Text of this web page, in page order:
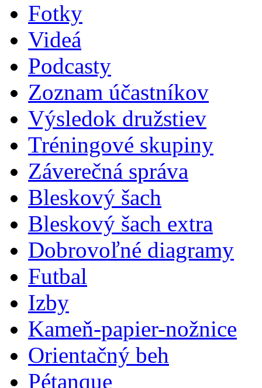
Fotky
Videá
Podcasty
Zoznam účastníkov
Výsledok družstiev
Tréningové skupiny
Záverečná správa
Bleskový šach
Bleskový šach extra
Dobrovoľné diagramy
Futbal
Izby
Kameň-papier-nožnice
Orientačný beh
Pétanque